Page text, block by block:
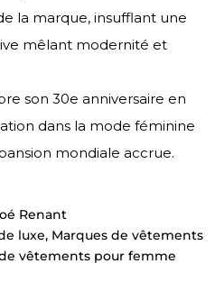
la marque, insufflant une
mêlant modernité et
son 30e anniversaire en
dans la mode féminine
mondiale accrue.
Renant
luxe, Marques de vêtements
vêtements pour femme